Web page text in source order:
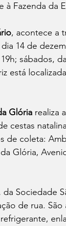
Fazenda da
, acontece a
14 de
sábados,
está
Glória realiza
cestas
coleta:
Glória,
da Sociedade
de rua.